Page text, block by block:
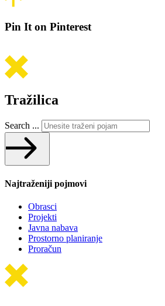
Pin It on Pinterest
Tražilica
Search ...
Najtraženiji pojmovi
Obrasci
Projekti
Javna nabava
Prostorno planiranje
Proračun